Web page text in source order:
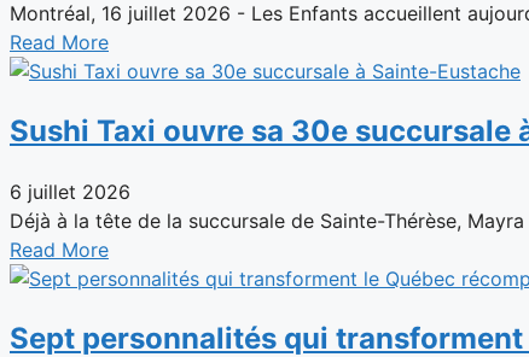
Montréal, 16 juillet 2026 - Les Enfants accueillent
Read More
Sushi Taxi ouvre sa 30e succursale
6 juillet 2026
Déjà à la tête de la succursale de Sainte-Thérèse,
Read More
Sept personnalités qui